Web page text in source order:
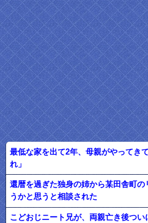
最低な家を出て2年、母親がやってき
れ」
還暦を過ぎた独身の姉から某田舎町
うかと思うと相談された
こどおじニート兄が、両親亡き後つい